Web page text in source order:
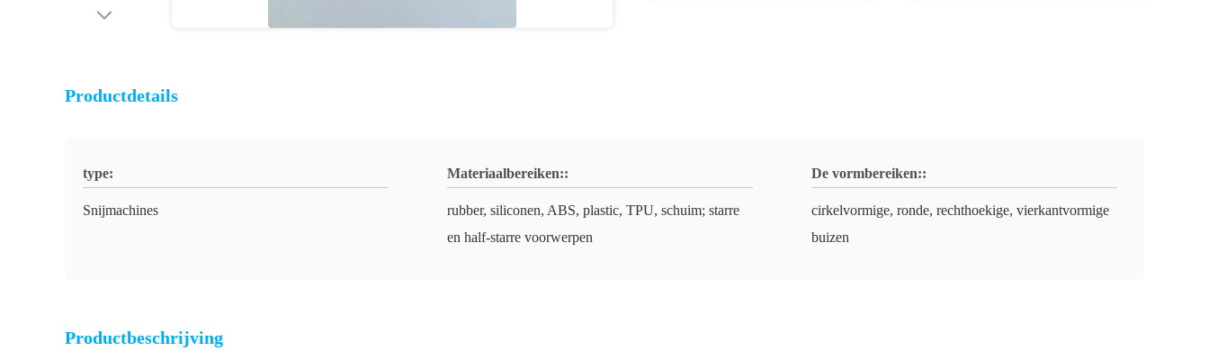
Productdetails
type:
Snijmachines
Materiaalbereiken::
rubber, siliconen, ABS, plastic, TPU, schuim; starre
en half-starre voorwerpen
De vormbereiken::
cirkelvormige, ronde, rechthoekige, vierkantvormige
buizen
Productbeschrijving